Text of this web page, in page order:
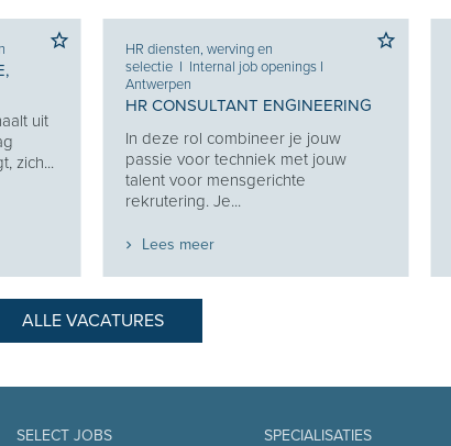
uit
zich...
HR diensten, werving en
selectie I Internal job openings I
Antwerpen
HR CONSULTANT ENGINEERING
In deze rol combineer je jouw
passie voor techniek met jouw
talent voor mensgerichte
rekrutering. Je...
Lees meer
ALLE VACATURES
SELECT JOBS SPECIALISATIES